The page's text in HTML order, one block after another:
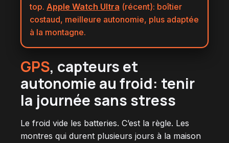
top. Apple Watch Ultra (récent): boîtier
costaud, meilleure autonomie, plus adaptée
à la montagne.
GPS, capteurs et
autonomie au froid: tenir
la journée sans stress
Le froid vide les batteries. C’est la règle. Les
montres qui durent plusieurs jours à la maison